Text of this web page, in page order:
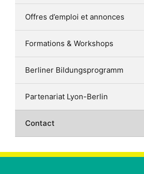
Offres d’emploi et annonces
Formations & Workshops
Berliner Bildungsprogramm
Partenariat Lyon-Berlin
Contact